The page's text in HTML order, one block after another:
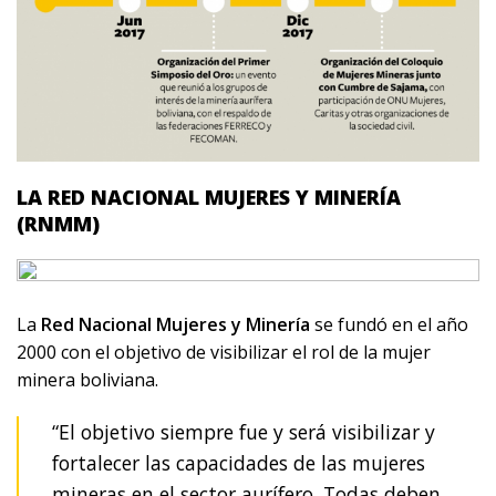
LA RED NACIONAL MUJERES Y MINERÍA
(RNMM)
La Red Nacional Mujeres y Minería se fundó en el año
2000 con el objetivo de visibilizar el rol de la mujer
minera boliviana.
“El objetivo siempre fue y será visibilizar y
fortalecer las capacidades de las mujeres